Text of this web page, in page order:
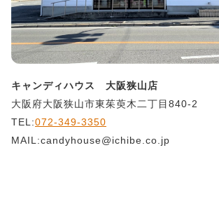
キャンディハウス 大阪狭山店
大阪府大阪狭山市東茱萸木二丁目840-2
TEL:072-349-3350
MAIL:candyhouse@ichibe.co.jp